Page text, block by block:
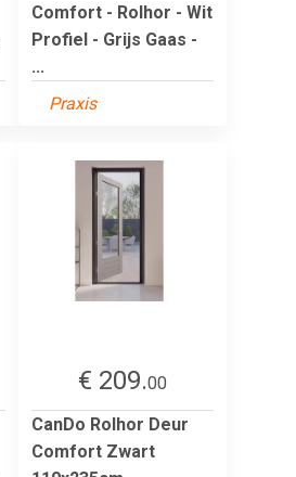
Comfort - Rolhor - Wit
Profiel - Grijs Gaas -
...
Praxis
€ 209.00
CanDo Rolhor Deur
Comfort Zwart